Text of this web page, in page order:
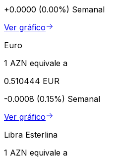
+0.0000 (0.00%) Semanal
Ver gráfico
Euro
1 AZN equivale a
0.510444 EUR
-0.0008 (0.15%) Semanal
Ver gráfico
Libra Esterlina
1 AZN equivale a